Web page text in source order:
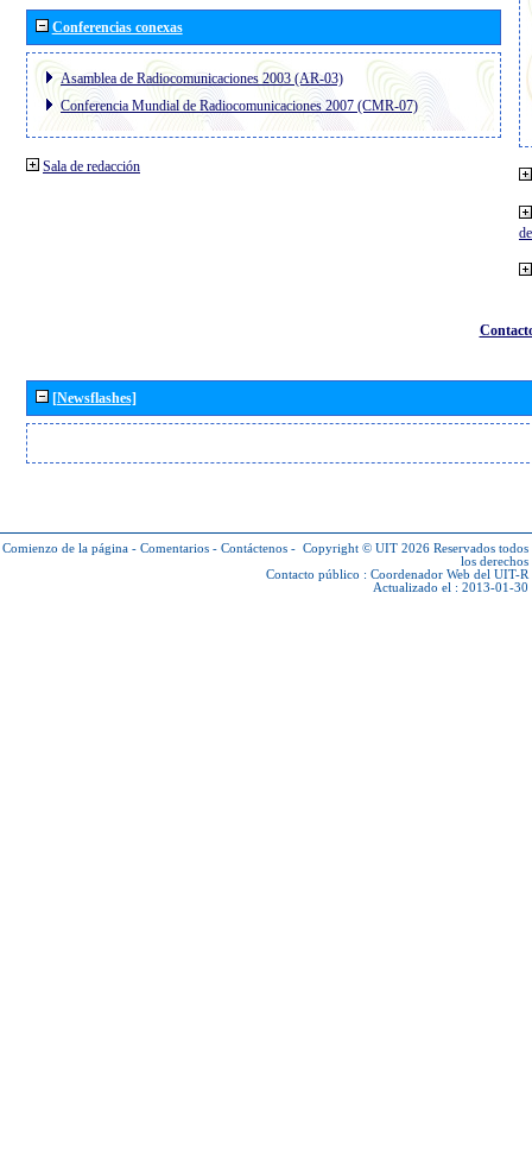
Conferencias conexas
Asamblea de Radiocomunicaciones 2003 (AR-03)
Conferencia Mundial de Radiocomunicaciones 2007 (CMR-07)
Sala de redacción
[Newsflashes]
Comienzo de la página - Comentarios - Contáctenos - Copyright © UIT 2026 Reservados todos
los derechos
Contacto público : Coordenador Web del UIT-R
Actualizado el : 2013-01-30